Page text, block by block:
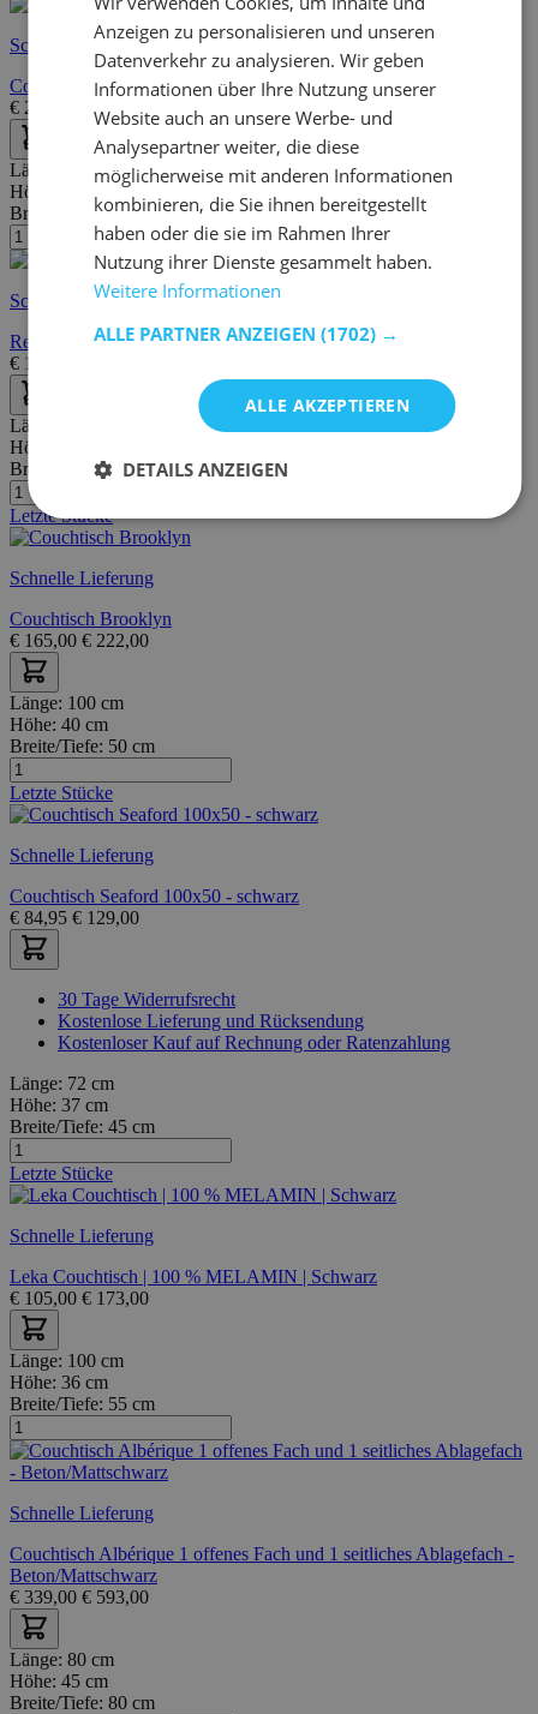
Schnelle Lieferung
Couchtisch Bérinne-schwarz/nussbaum
€ 298,90 € 427,00
Länge:
90 cm
Höhe:
Breite/Tiefe:60 cm
Schnelle Lieferung
Rechteckiger Couchtisch mit Wildeiche-Finish
€ 165,00
Länge:
Höhe:
Breite/Tiefe:60 cm
Letzte Stücke
Schnelle Lieferung
Couchtisch Brooklyn
€ 165,00 € 222,00
Länge: 100 cm
Höhe: 40 cm
Breite/Tiefe: 50 cm
Letzte Stücke
Schnelle Lieferung
Couchtisch Seaford 100x50 - schwarz
€ 84,95 € 129,00
30 Tage Widerrufsrecht
Kostenlose Lieferung und Rücksendung
Kostenloser Kauf auf Rechnung oder Ratenzahlung
Länge: 72 cm
Höhe: 37 cm
Breite/Tiefe: 45 cm
Letzte Stücke
Schnelle Lieferung
Leka Couchtisch | 100 % MELAMIN | Schwarz
€ 105,00 € 173,00
Länge: 100 cm
Höhe: 36 cm
Breite/Tiefe: 55 cm
Schnelle Lieferung
Couchtisch Albérique 1 offenes Fach und 1 seitliches Ablagefach -
Beton/Mattschwarz
€ 339,00 € 593,00
Länge: 80 cm
Höhe: 45 cm
Breite/Tiefe: 80 cm
Anzeigen zu personalisieren und unseren
Datenverkehr zu analysieren. Wir geben
Informationen über Ihre Nutzung unserer
Website auch an unsere Werbe- und
Analysepartner weiter, die diese
möglicherweise mit anderen Informationen
kombinieren, die Sie ihnen bereitgestellt
haben oder die sie im Rahmen Ihrer
Nutzung ihrer Dienste gesammelt haben.
Weitere Informationen
ALLE PARTNER ANZEIGEN (1702) →
ALLE AKZEPTIEREN
DETAILS ANZEIGEN